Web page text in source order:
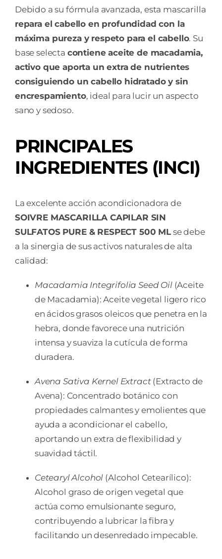
Debido a su fórmula avanzada, esta mascarilla
repara el cabello en profundidad con la
máxima pureza y respeto para el cabello. Su
base selecta contiene aceite de macadamia,
activo que aporta un extra de nutrientes
consiguiendo un cabello hidratado y sin
encrespamiento, ideal para lucir un aspecto
sano y sedoso.
PRINCIPALES
INGREDIENTES (INCI)
La excelente acción acondicionadora de
SOIVRE MASCARILLA CAPILAR SIN
SULFATOS PURE & RESPECT 500 MLse debe
a la sinergia de sus activos naturales de alta
calidad:
Macadamia Integrifolia Seed Oil(Aceite
de Macadamia): Aceite vegetal ligero rico
en ácidos grasos oleicos que penetra en la
hebra, donde favorece una nutrición
intensa y suaviza la cutícula de forma
duradera.
Avena Sativa Kernel Extract(Extracto de
Avena): Concentrado botánico con
propiedades calmantes y emolientes que
ayuda a acondicionar el cabello,
aportando un extra de flexibilidad y
suavidad táctil.
Cetearyl Alcohol (Alcohol Cetearílico):
Alcohol graso de origen vegetal que
actúa como emulsionante seguro,
contribuyendo a lubricar la fibra y
facilitando un desenredado impecable.